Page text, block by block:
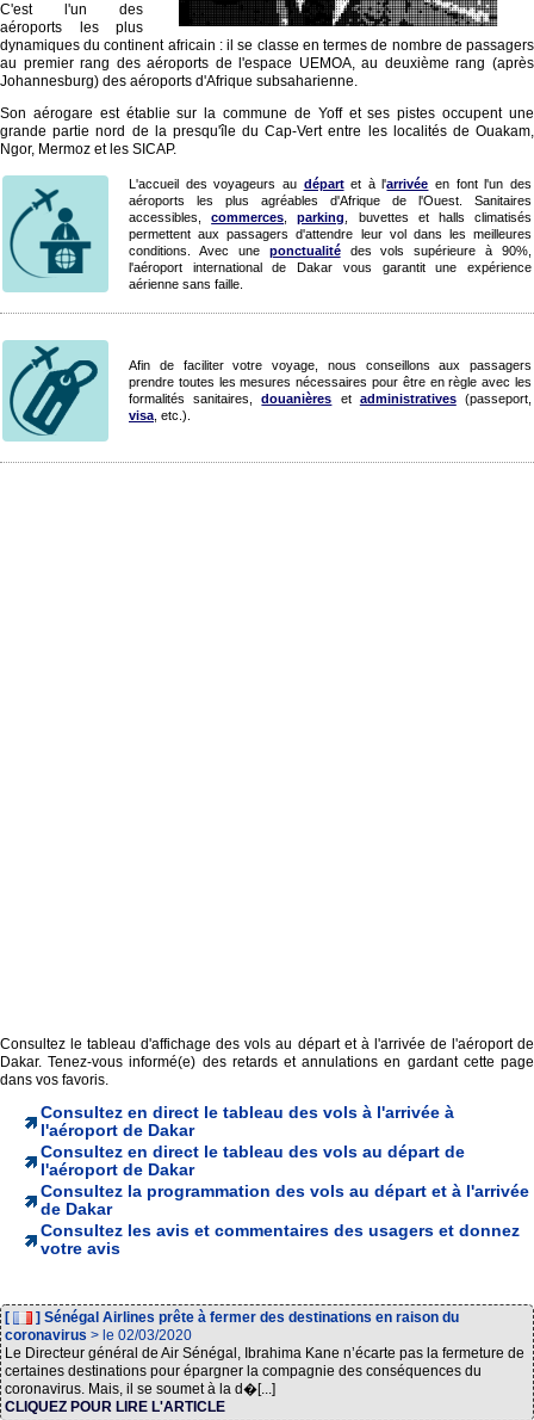
C'est l'un des
aéroports les plus
dynamiques du continent africain : il se classe en termes de nombre de passagers
au premier rang des aéroports de l'espace UEMOA, au deuxième rang (après
Johannesburg) des aéroports d'Afrique subsaharienne.
Son aérogare est établie sur la commune de Yoff et ses pistes occupent une
grande partie nord de la presqu'île du Cap-Vert entre les localités de Ouakam,
Ngor, Mermoz et les SICAP.
L'accueil des voyageurs au départet à l'arrivée en font l'un des
aéroports les plus agréables d'Afrique de l'Ouest. Sanitaires
accessibles,commerces ,parking
, buvettes et halls climatisés
permettent aux passagers d'attendre leur vol dans les meilleures
conditions. Avec une ponctualitédes vols supérieure à 90%,
l'aéroport international de Dakar vous garantit une expérience
aérienne sans faille.
Afin de faciliter votre voyage, nous conseillons aux passagers
prendre toutes les mesures nécessaires pour être en règle avec les
formalités sanitaires,douanières et administratives(passeport,
visa , etc.).
Consultez le tableau d'affichage des vols au départ et à l'arrivée de l'aéroport de
Dakar. Tenez-vous informé(e) des retards et annulations en gardant cette page
dans vos favoris.
Consultez en direct le tableau des vols à l'arrivée à
l'aéroport de Dakar
Consultez en direct le tableau des vols au départ de
l'aéroport de Dakar
Consultez la programmation des vols au départ et à l'arrivée
de Dakar
Consultez les avis et commentaires des usagers et donnez
votre avis
[
] Sénégal Airlines prête à fermer des destinations en raison du
coronavirus > le 02/03/2020
Le Directeur général de Air Sénégal, Ibrahima Kane n’écarte pas la fermeture de
certaines destinations pour épargner la compagnie des conséquences du
coronavirus. Mais, il se soumet à la d�[...]
CLIQUEZ POUR LIRE L'ARTICLE